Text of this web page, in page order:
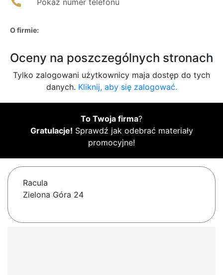
Pokaż numer telefonu
O firmie:
Oceny na poszczególnych stronach
Tylko zalogowani użytkownicy maja dostęp do tych
danych. Kliknij, aby się zalogować.
To Twoja firma?
Gratulacje! Sprawdź jak odebrać materiały
promocyjne!
Racula
Zielona Góra 24